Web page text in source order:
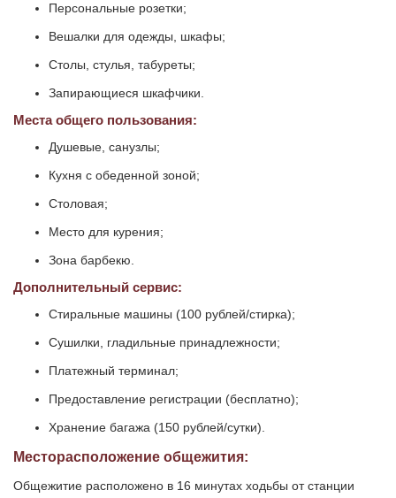
Персональные розетки;
Вешалки для одежды, шкафы;
Столы, стулья, табуреты;
Запирающиеся шкафчики.
Места общего пользования:
Душевые, санузлы;
Кухня с обеденной зоной;
Столовая;
Место для курения;
Зона барбекю.
Дополнительный сервис:
Стиральные машины (100 рублей/стирка);
Сушилки, гладильные принадлежности;
Платежный терминал;
Предоставление регистрации (бесплатно);
Хранение багажа (150 рублей/сутки).
Месторасположение общежития:
Общежитие расположено в 16 минутах ходьбы от станции